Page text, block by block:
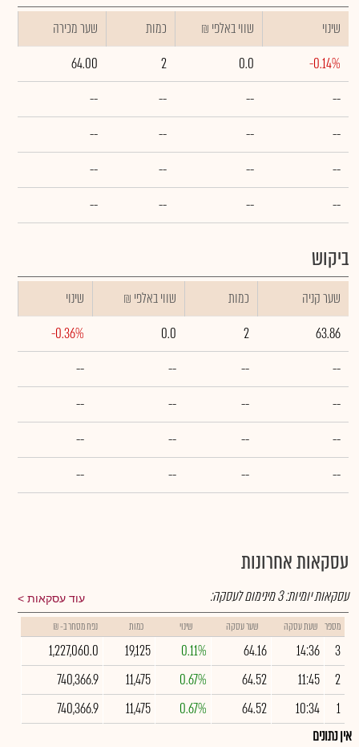
שינוי ₪ שווי באלפי כמות
שער מכירה
-0.14%
0.0
2
64.00
--
--
--
--
--
--
--
--
--
--
--
--
--
--
--
--
ביקוש
שער קניה כמות ₪ שווי באלפי
שינוי
63.86
2
0.0
-0.36%
--
--
--
--
--
--
--
--
--
--
--
--
--
--
--
--
עסקאות אחרונות
עוד עסקאות עסקאות יומיות:3מינימום לעסקה:
מספר שעת עסקה שער עסקה שינוי כמות נפח מסחר ב- ₪
3
14:36
64.16
0.11%
19,125
1,227,060.0
2
11:45
64.52
0.67%
11,475
740,366.9
1
10:34
64.52
0.67%
11,475
740,366.9
אין נתונים